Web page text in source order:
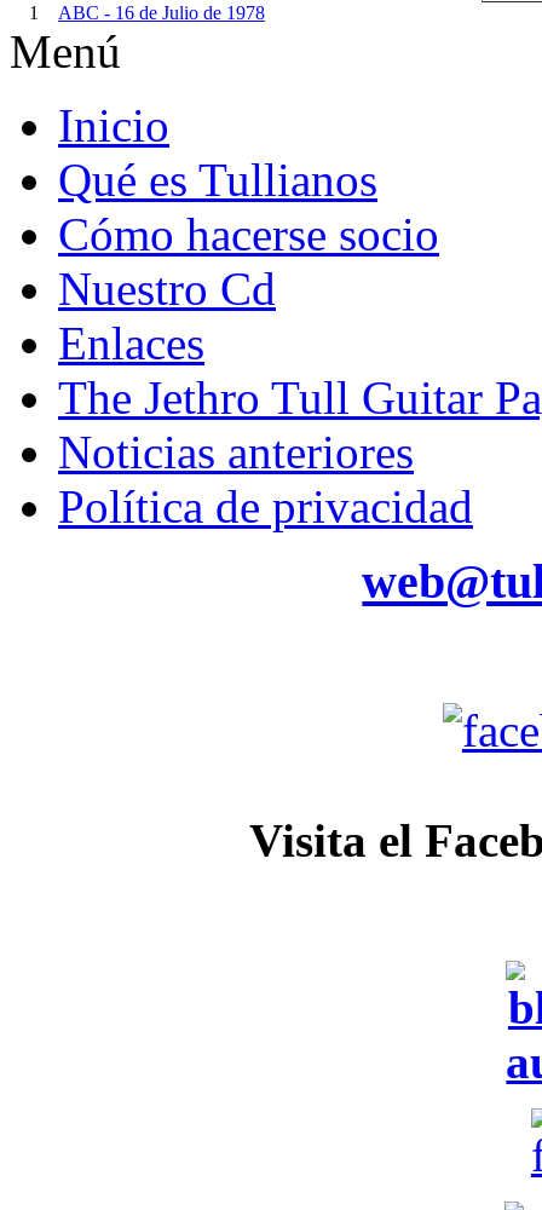
1
ABC - 16 de Julio de 1978
Menú
Inicio
Qué es Tullianos
Cómo hacerse socio
Nuestro Cd
Enlaces
The Jethro Tull Guitar
Noticias anteriores
Política de privacidad
Visita el